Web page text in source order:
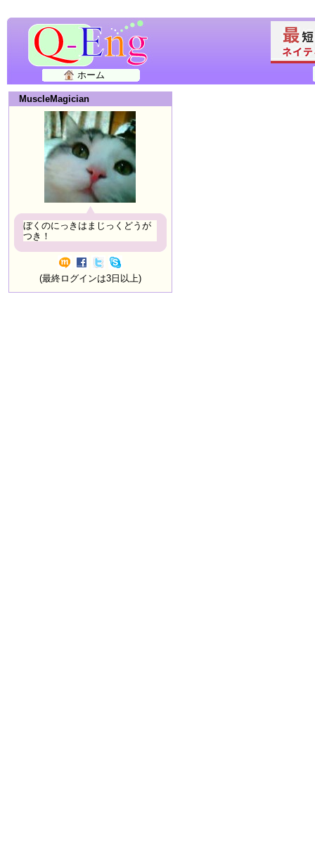
ホーム
MuscleMagician
ぼくのにっきはまじっくどうが
つき！
(最終ログインは3日以上)